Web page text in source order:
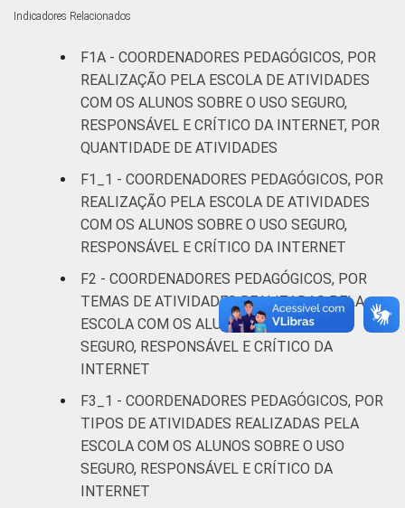
Nordeste 87 13
Sudeste 96 4
Sul 98 2
Centro-
Oeste
89
ÁREA Urbana 95 5
Rural 79 21
LOCALIZAÇÃO
Interior 88
DEPENDÊNCIA
ADMINISTRATIVA
Municipal 83
Indicadores Relacionados
F1A - COORDENADORES PEDAGÓGICOS, POR
REALIZAÇÃO PELA ESCOLA DE ATIVIDADES
COM OS ALUNOS SOBRE O USO SEGURO,
RESPONSÁVEL E CRÍTICO DA INTERNET, POR
QUANTIDADE DE ATIVIDADES
F1_1 - COORDENADORES PEDAGÓGICOS, POR
REALIZAÇÃO PELA ESCOLA DE ATIVIDADES
COM OS ALUNOS SOBRE O USO SEGURO,
RESPONSÁVEL E CRÍTICO DA INTERNET
F2 - COORDENADORES PEDAGÓGICOS, POR
TEMAS DE ATIVIDADES REALIZADAS PELA
ESCOLA COM OS ALUNOS SOBRE O USO
SEGURO, RESPONSÁVEL E CRÍTICO DA
INTERNET
F3_1 - COORDENADORES PEDAGÓGICOS, POR
TIPOS DE ATIVIDADES REALIZADAS PELA
ESCOLA COM OS ALUNOS SOBRE O USO
SEGURO, RESPONSÁVEL E CRÍTICO DA
INTERNET